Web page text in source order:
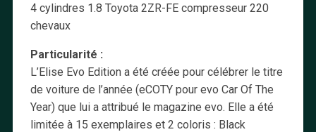
4 cylindres 1.8 Toyota 2ZR-FE compresseur 220
chevaux
Particularité :
L’Elise Evo Edition a été créée pour célébrer le titre
de voiture de l’année (eCOTY pour evo Car Of The
Year) que lui a attribué le magazine evo. Elle a été
limitée à 15 exemplaires et 2 coloris : Black